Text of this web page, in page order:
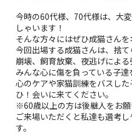
今時の60代様、70代様は、大
しゃいます！
そんな方々にはぜひ成猫さんを
今回出場する成猫さんは、捨
崩壊、飼育放棄、夜逃げによる
みんな心に傷を負っている子
心のケアや家猫訓練をバスし
ひ！会いに来てください。
※60歳以上の方は後継人をお
ご来場いただくと私達も選考
す。